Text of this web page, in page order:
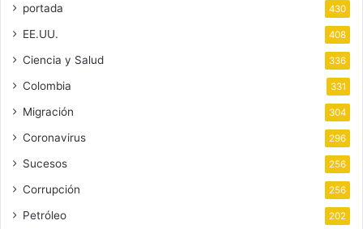
portada 430
EE.UU. 408
Ciencia y Salud 336
Colombia 331
Migración 304
Coronavirus 296
Sucesos 256
Corrupción 256
Petróleo 202